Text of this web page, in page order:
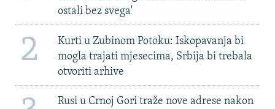
ostali bez svega'
2
Kurti u Zubinom Potoku: Iskopavanja bi
mogla trajati mjesecima, Srbija bi trebala
otvoriti arhive
Rusi u Crnoj Gori traže nove adrese nakon